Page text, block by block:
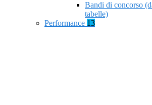
Bandi di concorso
tabelle)
Performance 13